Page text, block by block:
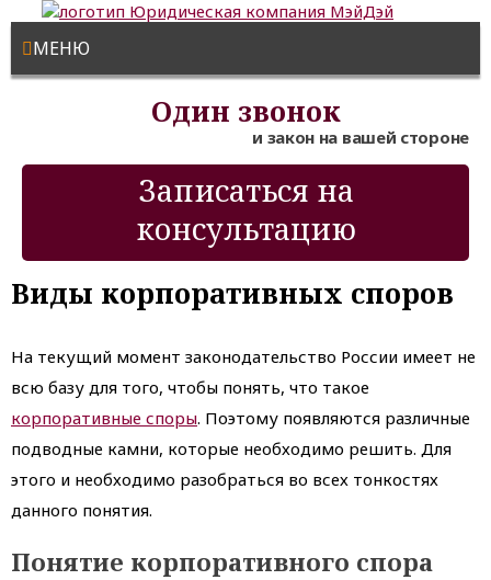
МЕНЮ
Один звонок
и закон на вашей стороне
Записаться на
консультацию
Виды корпоративных споров
На текущий момент законодательство России имеет не
всю базу для того, чтобы понять, что такое
корпоративные споры. Поэтому появляются различные
подводные камни, которые необходимо решить. Для
этого и необходимо разобраться во всех тонкостях
данного понятия.
Понятие корпоративного спора